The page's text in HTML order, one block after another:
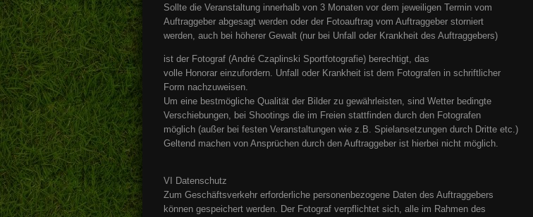
Sollte die Veranstaltung innerhalb von 3 Monaten vor dem jeweiligen Termin vom
Auftraggeber abgesagt werden oder der Fotoauftrag vom Auftraggeber storniert
werden, auch bei höherer Gewalt (nur bei Unfall oder Krankheit des Auftraggebers)
ist der Fotograf (André Czaplinski Sportfotografie) berechtigt, das
volle Honorar einzufordern. Unfall oder Krankheit ist dem Fotografen in schriftlicher
Form nachzuweisen.
Um eine bestmögliche Qualität der Bilder zu gewährleisten, sind Wetter bedingte
Verschiebungen, bei Shootings die im Freien stattfinden durch den Fotografen
möglich (außer bei festen Veranstaltungen wie z.B. Spielansetzungen durch Dritte etc.)
Geltend machen von Ansprüchen durch den Auftraggeber ist hierbei nicht möglich.
VI Datenschutz
Zum Geschäftsverkehr erforderliche personenbezogene Daten des Auftraggebers
können gespeichert werden. Der Fotograf verpflichtet sich, alle im Rahmen des